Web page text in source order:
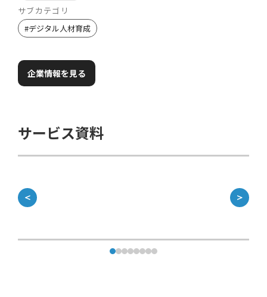
サブカテゴリ
#デジタル人材育成
企業情報を見る
サービス資料
＜ ＞